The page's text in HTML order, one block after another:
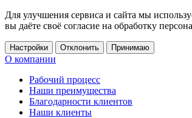
Для улучшения сервиса и сайта мы
вы даёте своё согласие на обработку
Настройки Отклонить Принимаю
О компании
Рабочий процесс
Наши преимущества
Благодарности клиентов
Наши клиенты